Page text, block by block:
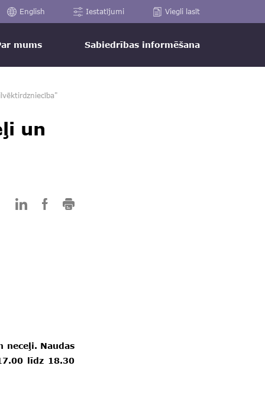
English Iestatījumi Viegli lasīt
mums Sabiedrības informēšana
un
neceļi. Naudas
līdz 18.30